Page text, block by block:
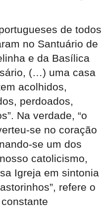
de todos
no Santuário de
e da Basílica
(…) uma casa
acolhidos,
perdoados,
Na verdade, “o
se no coração
se um dos
catolicismo,
Igreja em sintonia
refere o